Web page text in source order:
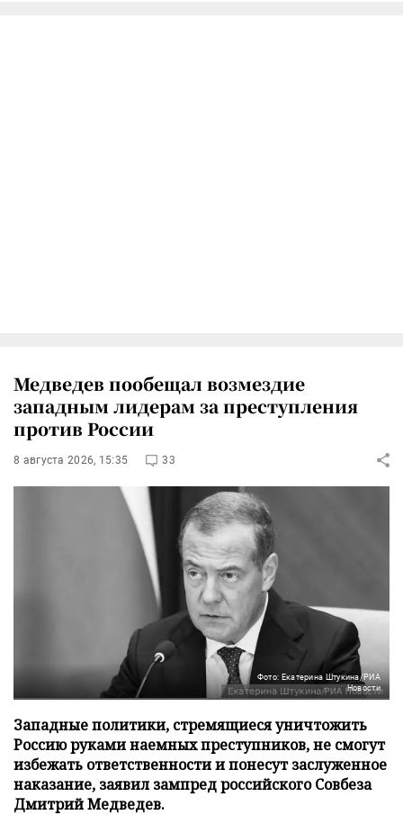
Медведев пообещал возмездие
западным лидерам за преступления
против России
8 августа 2026, 15:35 33
Фото: Екатерина Штукина/РИА
Новости
Западные политики, стремящиеся уничтожить
Россию руками наемных преступников, не смогут
избежать ответственности и понесут заслуженное
наказание, заявил зампред российского Совбеза
Дмитрий Медведев.